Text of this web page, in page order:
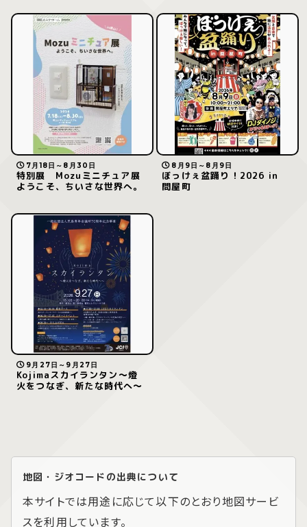
7月18日～8月30日
特別展 Mozuミニチュア展
ようこそ、ちいさな世界へ。
8月9日～8月9日
ぼっけぇ盆踊り！2026 in
問屋町
9月27日～9月27日
Kojimaスカイランタン〜燈
火をつなぎ、新たな時代へ〜
地図・ジオコードの出典について
本サイトでは用途に応じて以下のとおり地図サービ
スを利用しています。